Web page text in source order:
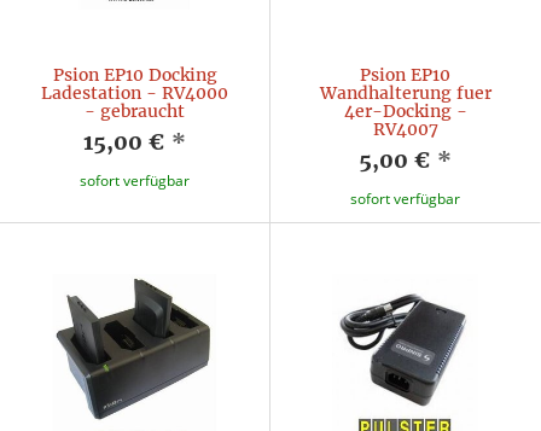
Psion EP10 Docking
Ladestation - RV4000
- gebraucht
15,00 € *
sofort verfügbar
Psion EP10
Wandhalterung fuer
4er-Docking -
RV4007
5,00 € *
sofort verfügbar